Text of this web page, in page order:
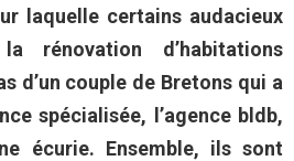
laquelle certains audacieux
rénovation d’habitations
d’un couple de Bretons qui a
spécialisée, l’agence bldb,
écurie. Ensemble, ils sont